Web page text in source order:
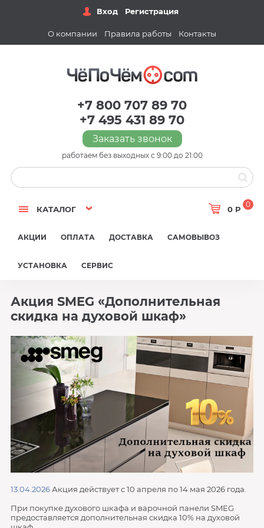
Вход Регистрация
О компании Правила работы Контакты
+7 800 707 89 70
+7 495 431 89 70
Заказать звонок
работаем без выходных с 9:00 до 21:00
КАТАЛОГ 0 Р
0
АКЦИИ ОПЛАТА ДОСТАВКА САМОВЫВОЗ
УСТАНОВКА СЕРВИС
Акция SMEG «Дополнительная
скидка на духовой шкаф»
13.04.2026Акция действует с 10 апреля по 14 мая 2026 года.
При покупке духового шкафа и варочной панели SMEG
предоставляется дополнительная скидка 10% на духовой